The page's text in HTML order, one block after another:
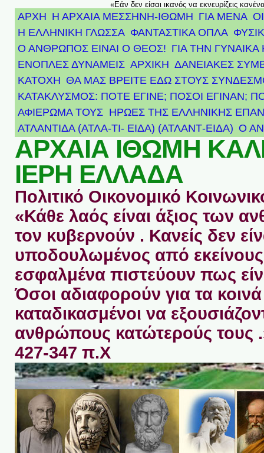
«Εάν δεν είσαι ικανός να εκνευρίζεις
ΑΡΧΗ Η ΑΡΧΑΙΑ ΜΕΣΣΗΝΗ-ΙΘΩΜΗ ΓΙΑ ΜΕΝΑ
Η ΕΛΛΗΝΙΚΗ ΓΛΩΣΣΑ ΦΑΝΤΑΣΤΙΚΑ ΟΠΛΑ
Ο ΑΝΘΡΩΠΟΣ ΕΙΝΑΙ Ο ΘΕΟΣ! ΓΙΑ ΤΗΝ ΓΥΝΑΙΚΑ
ΕΝΟΠΛΕΣ ΔΥΝΑΜΕΙΣ ΑΡΧΙΚΉ ΔΑΝΕΙΑΚΕΣ
ΚΑΤΟΧΗ ΘΑ ΜΑΣ ΒΡΕΙΤΕ ΕΔΩ ΣΤΟΥΣ
ΚΑΤΑΚΛΥΣΜΟΣ: ΠΟΤΕ ΕΓΙΝΕ; ΠΟΣΟΙ ΕΓΙΝΑΝ;
ΑΦΙΈΡΩΜΑ ΤΟΥΣ ΉΡΩΕΣ ΤΗΣ ΕΛΛΗΝΙΚΉΣ
ΑΤΛΑΝΤΊΔΑ (ΑΤΛΑ-ΤΙ- ΕΙΔΑ) (ΑΤΛΑΝΤ-ΕΙΔΑ) Ο
ΑΡΧΑΙΑ ΙΘΩΜΗ
ΙΕΡΗ ΕΛΛΑΔΑ
Πολιτικό Οικονομικό
«Κάθε λαός είναι άξιος των
τον κυβερνούν . Κανείς δεν
υποδουλωμένος από
εσφαλμένα πιστεύουν πως
Όσοι αδιαφορούν για τα κοινά
καταδικασμένοι να
ανθρώπους κατώτερούς τους
427-347 π.Χ